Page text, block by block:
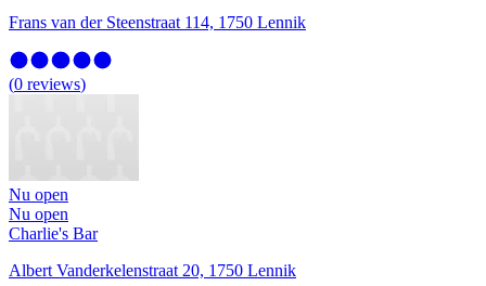
Frans van der Steenstraat 114, 1750 Lennik
(0 reviews)
Nu open
Nu open
Charlie's Bar
Albert Vanderkelenstraat 20, 1750 Lennik